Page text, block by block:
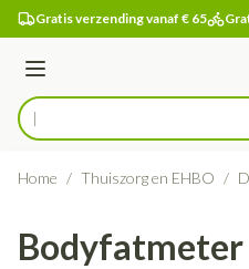
Ga naar de inhoud
Gratis verzending vanaf € 65
Menu
Product, merk, categorie...
Home / Thuiszorg en EHBO /
Bodyfatmeter